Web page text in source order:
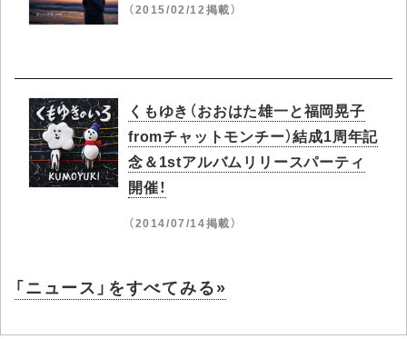
（2015/02/12掲載）
くもゆき（おおはた雄一と福岡晃子
fromチャットモンチー）結成1周年記
念＆1stアルバムリリースパーティ
開催！
（2014/07/14掲載）
「ニュース」をすべてみる»